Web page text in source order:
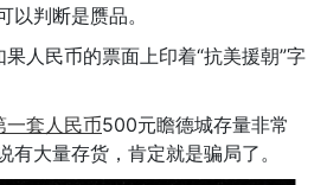
以判断是赝品。
人民币的票面上印着“抗美援朝”字
一套人民币500元瞻德城存量非常
有大量存货，肯定就是骗局了。